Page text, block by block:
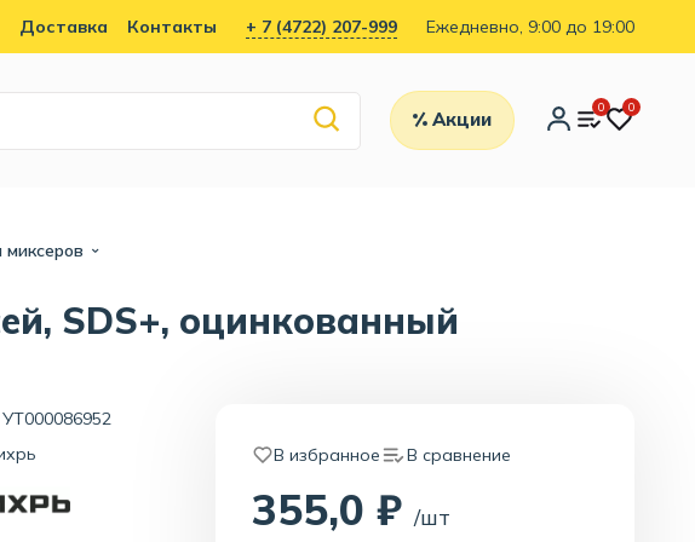
Доставка Контакты + 7 (4722) 207-999 Ежедневно, 9:00 до 19:00
Акции
0 0
SDS+, оцинкованный
В избранное В сравнение
355,0 ₽/шт